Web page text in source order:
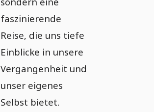
faszinierende
Reise, die uns tiefe
Einblicke in unsere
Vergangenheit und
unser eigenes
Selbst bietet.